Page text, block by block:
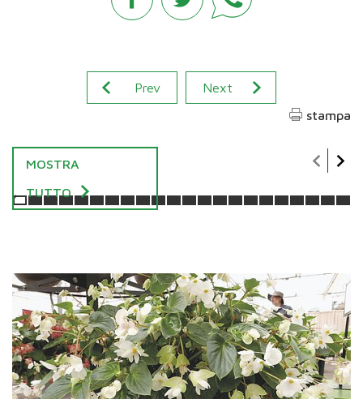
Prev
Next
stampa
<
MOSTRA
TUTTO